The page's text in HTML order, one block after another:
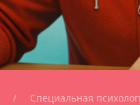
Специальная